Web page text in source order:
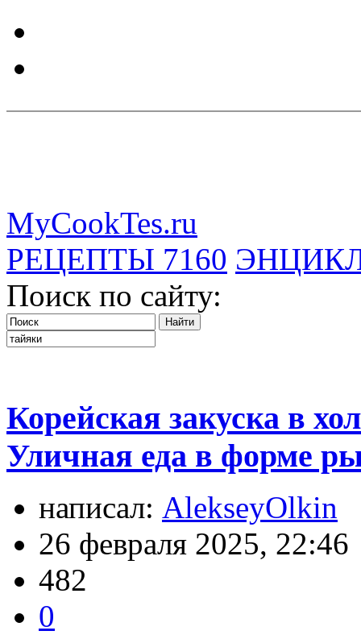
MyCookTes.ru
РЕЦЕПТЫ 7160
Поиск по сайту:
Корейская закуска в
Уличная еда в форме
написал: AlekseyOlkin
26 февраля 2025, 22:46
482
0